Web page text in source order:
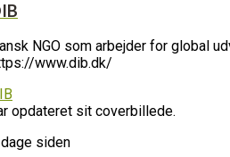
NGO som arbejder for global
www.dib.dk/
opdateret sit coverbillede.
siden